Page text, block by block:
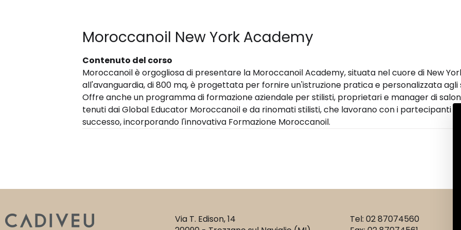
Moroccanoil New York Academy
Contenuto del corso
Moroccanoil è orgogliosa di presentare la Moroccanoil Academy, situata nel cuore di New
all'avanguardia, di 800 mq, è progettata per fornire un'istruzione pratica e personalizzata
Offre anche un programma di formazione aziendale per stilisti, proprietari e manager di
tenuti dai Global Educator Moroccanoil e da rinomati stilisti, che lavorano con i partecipanti
successo, incorporando l'innovativa Formazione Moroccanoil.
Via T. Edison, 14
Tel: 02 87074560